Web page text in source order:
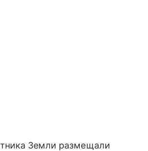
Земли размещали